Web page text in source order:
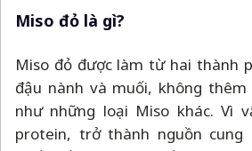
Miso đỏ là gì?
Miso đỏ được làm từ hai thành
đậu nành và muối, không
như những loại Miso khác. Vì
protein, trở thành nguồn cung